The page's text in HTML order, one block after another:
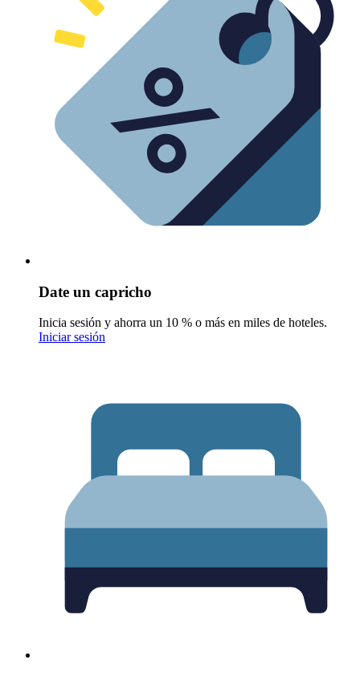
Date un capricho
Inicia sesión y ahorra un 10 % o más en miles de hoteles.
Iniciar sesión